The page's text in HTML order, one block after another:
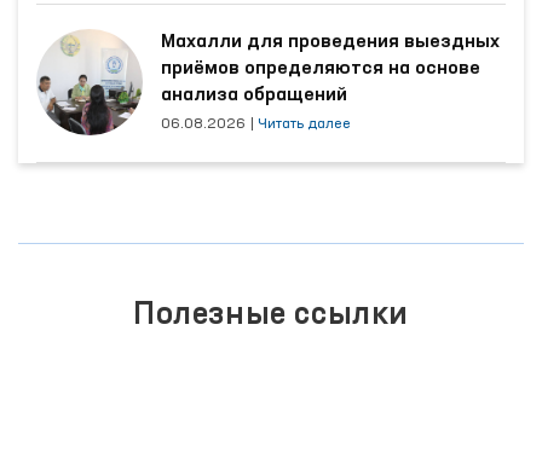
Махалли для проведения выездных
приёмов определяются на основе
анализа обращений
06.08.2026 Читать далее
Полезные ссылки